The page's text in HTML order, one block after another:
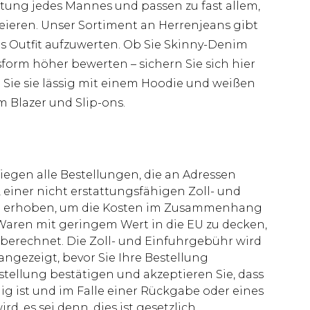
jedes Mannes und passen zu fast allem,
Unser Sortiment an Herrenjeans gibt
aufzuwerten. Ob Sie Skinny-Denim
höher bewerten – sichern Sie sich hier
sie lässig mit einem Hoodie und weißen
Blazer und Slip-ons.
alle Bestellungen, die an Adressen
nicht erstattungsfähigen Zoll- und
um die Kosten im Zusammenhang
mit geringem Wert in die EU zu decken,
Die Zoll- und Einfuhrgebühr wird
bevor Sie Ihre Bestellung
bestätigen und akzeptieren Sie, dass
ist und im Falle einer Rückgabe oder eines